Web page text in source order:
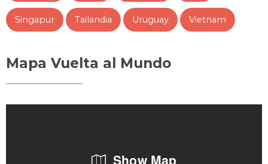
Singapur Tailandia Uruguay Vietnam
Mapa Vuelta al Mundo